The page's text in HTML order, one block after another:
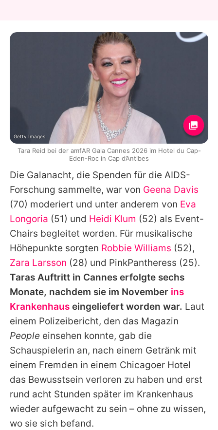
Die Galanacht, die Spenden für die AIDS-
Forschung sammelte, war von Geena Davis
(70) moderiert und unter anderem von Eva
Longoria (51) und Heidi Klum (52) als Event-
Chairs begleitet worden. Für musikalische
Höhepunkte sorgten Robbie Williams (52),
Zara Larsson (28) und PinkPantheress (25).
Taras Auftritt in Cannes erfolgte sechs
Monate, nachdem sie im November ins
Krankenhaus eingeliefert worden war. Laut
einem Polizeibericht, den das Magazin
People einsehen konnte, gab die
Schauspielerin an, nach einem Getränk mit
einem Fremden in einem Chicagoer Hotel
das Bewusstsein verloren zu haben und erst
rund acht Stunden später im Krankenhaus
wieder aufgewacht zu sein – ohne zu wissen,
wo sie sich befand.
Getty Images
Tara Reid bei der amfAR Gala Cannes 2026 im Hotel du Cap-
Eden-Roc in Cap d’Antibes